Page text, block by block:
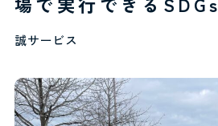
誠サービス